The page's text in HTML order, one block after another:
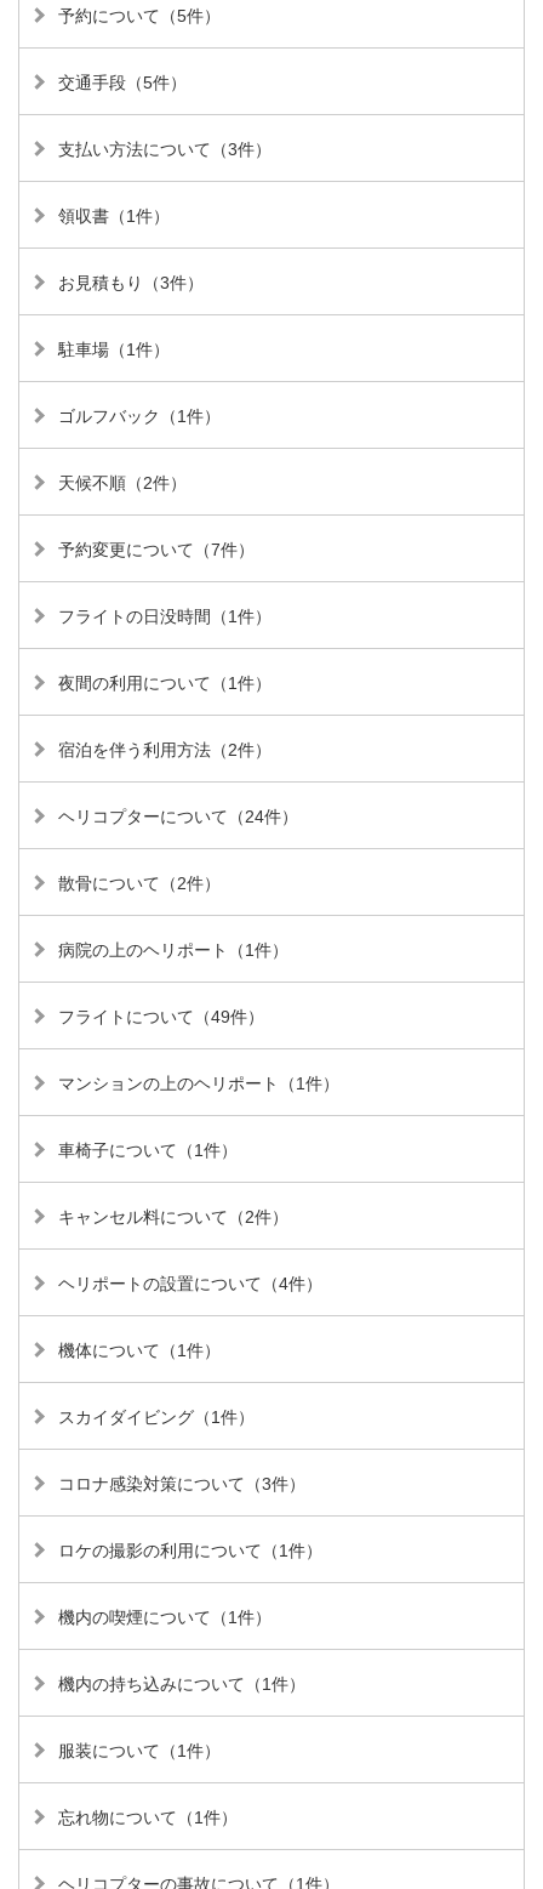
予約について（5件）
交通手段（5件）
支払い方法について（3件）
領収書（1件）
お見積もり（3件）
駐車場（1件）
ゴルフバック（1件）
天候不順（2件）
予約変更について（7件）
フライトの日没時間（1件）
夜間の利用について（1件）
宿泊を伴う利用方法（2件）
ヘリコプターについて（24件）
散骨について（2件）
病院の上のヘリポート（1件）
フライトについて（49件）
マンションの上のヘリポート（1件）
車椅子について（1件）
キャンセル料について（2件）
ヘリポートの設置について（4件）
機体について（1件）
スカイダイビング（1件）
コロナ感染対策について（3件）
ロケの撮影の利用について（1件）
機内の喫煙について（1件）
機内の持ち込みについて（1件）
服装について（1件）
忘れ物について（1件）
ヘリコプターの事故について（1件）